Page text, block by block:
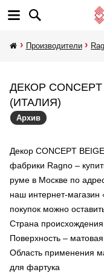
Производители
ДЕКОР CONCEPT
(ИТАЛИЯ)
Архив
Декор CONCEPT
фабрики Ragno –
руме в Москве по
наш интернет-
покупок можно
Страна
Поверхность – матовая
Область применения
для фартука